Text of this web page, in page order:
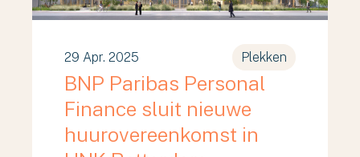
29 Apr. 2025 Plekken
BNP Paribas Personal
Finance sluit nieuwe
huurovereenkomst in